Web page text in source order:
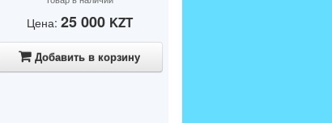
Цена: 25 000 KZT
Добавить в корзину